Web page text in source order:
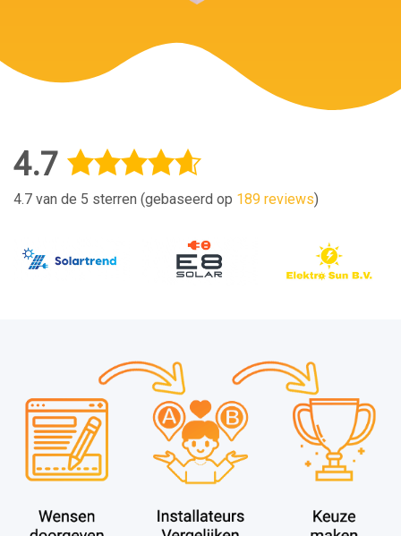
4.7
4.7 van de 5 sterren (gebaseerd op 189 reviews)